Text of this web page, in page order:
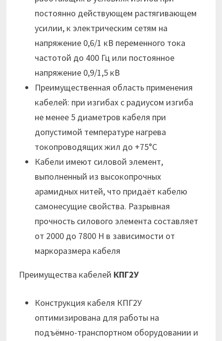
постоянно действующем растягивающем
усилии, к электрическим сетям на
напряжение 0,6/1 кВ переменного тока
частотой до 400 Гц или постоянное
напряжение 0,9/1,5 кВ
Преимущественная область применения
кабелей: при изгибах с радиусом изгиба
не менее 5 диаметров кабеля при
допустимой температуре нагрева
токопроводящих жил до +75°С
Кабели имеют силовой элемент,
выполненный из высокопрочных
арамидных нитей, что придаёт кабелю
самонесущие свойства. Разрывная
прочность силового элемента составляет
от 2000 до 7800 Н в зависимости от
маркоразмера кабеля
Преимущества кабелей КПГ2У
Конструкция кабеля КПГ2У
оптимизирована для работы на
подъёмно-транспортном оборудовании и